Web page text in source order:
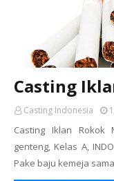
Casting
Casting Indonesia
Casting Iklan Rokok
genteng, Kelas A,
Pake baju kemeja